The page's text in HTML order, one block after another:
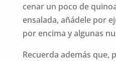
cenar un poco de
ensalada, añádele por
por encima y algunas
Recuerda además que,